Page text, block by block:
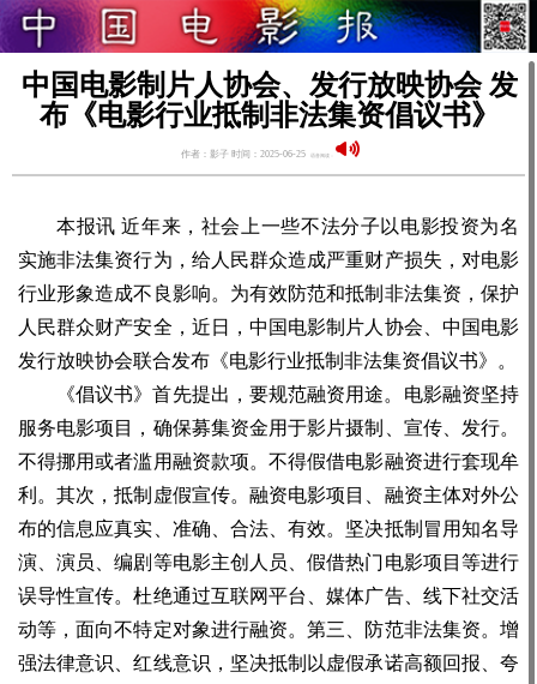
中国电影制片人协会、发行放映协会 发
布《电影行业抵制非法集资倡议书》
作者：影子 时间：2025-06-25
本报讯 近年来，社会上一些不法分子以电影投资为名
实施非法集资行为，给人民群众造成严重财产损失，对电影
行业形象造成不良影响。为有效防范和抵制非法集资，保护
人民群众财产安全，近日，中国电影制片人协会、中国电影
发行放映协会联合发布《电影行业抵制非法集资倡议书》。
《倡议书》首先提出，要规范融资用途。电影融资坚持
服务电影项目，确保募集资金用于影片摄制、宣传、发行。
不得挪用或者滥用融资款项。不得假借电影融资进行套现牟
利。其次，抵制虚假宣传。融资电影项目、融资主体对外公
布的信息应真实、准确、合法、有效。坚决抵制冒用知名导
演、演员、编剧等电影主创人员、假借热门电影项目等进行
误导性宣传。杜绝通过互联网平台、媒体广告、线下社交活
动等，面向不特定对象进行融资。第三、防范非法集资。增
强法律意识、红线意识，坚决抵制以虚假承诺高额回报、夸